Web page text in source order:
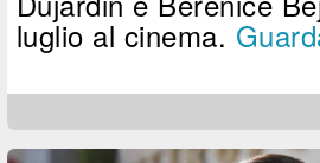
luglio al cinema.